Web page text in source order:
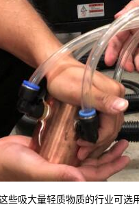
吸大量轻质物质的行业可选